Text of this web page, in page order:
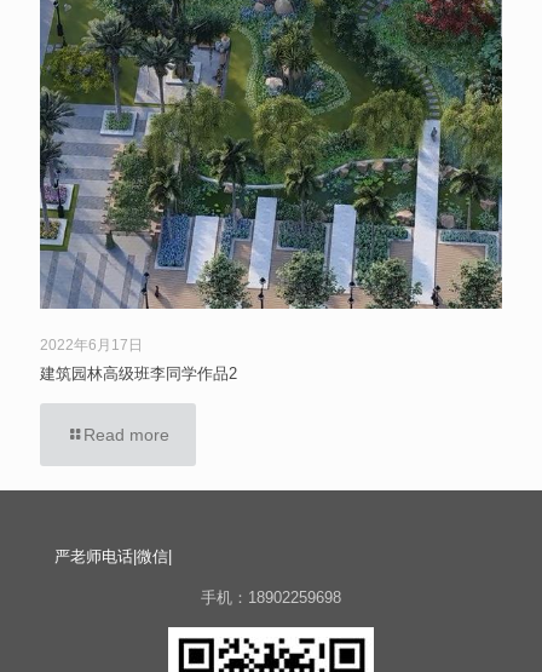
2022年6月17日
建筑园林高级班李同学作品2
Read more
严老师电话|微信|
手机：18902259698